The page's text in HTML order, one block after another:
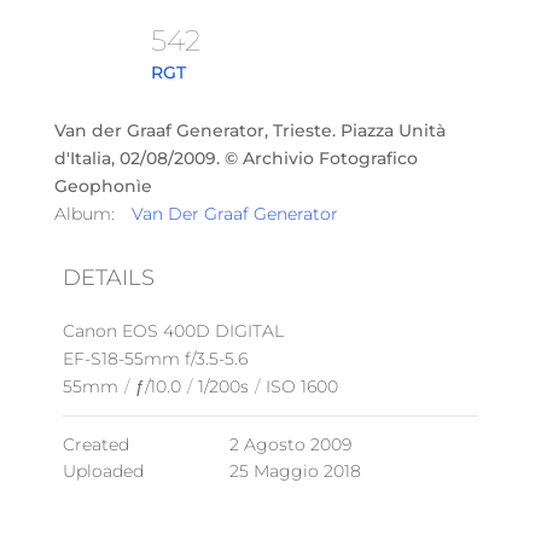
542
RGT
Van der Graaf Generator, Trieste. Piazza Unità
d'Italia, 02/08/2009. © Archivio Fotografico
Geophonìe
Album:
Van Der Graaf Generator
DETAILS
Canon EOS 400D DIGITAL
EF-S18-55mm f/3.5-5.6
55mm / ƒ/10.0 / 1/200s / ISO 1600
Created
2 Agosto 2009
Uploaded
25 Maggio 2018